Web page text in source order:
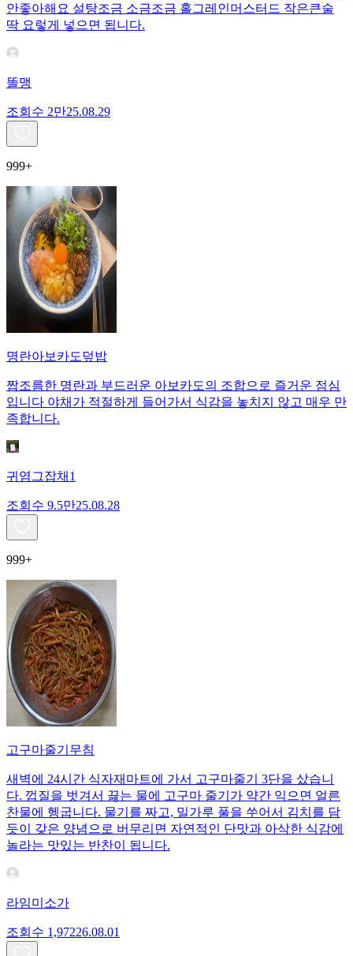
안좋아해요 설탕조금 소금조금 홀그레인머스터드 작은큰술
딱 요렇게 넣으면 됩니다.
똘맹
조회수 2만25.08.29
999+
명란아보카도덮밥
짭조름한 명란과 부드러운 아보카도의 조합으로 즐거운 점심
입니다 야채가 적절하게 들어가서 식감을 놓치지 않고 매우 만
족합니다.
귀염그잡채1
조회수 9.5만25.08.28
999+
고구마줄기무침
새벽에 24시간 식자재마트에 가서 고구마줄기 3단을 샀습니
다. 껍질을 벗겨서 끓는 물에 고구마 줄기가 약간 익으면 얼른
찬물에 헹굽니다. 물기를 짜고, 밀가루 풀을 쑤어서 김치를 담
듯이 갖은 양념으로 버무리면 자연적인 단맛과 아삭한 식감에
놀라는 맛있는 반찬이 됩니다.
라임미소가
조회수 1,97226.08.01